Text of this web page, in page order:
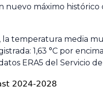
nuevo máximo
temperatura media
1,63 °C por
ERA5 del Servicio